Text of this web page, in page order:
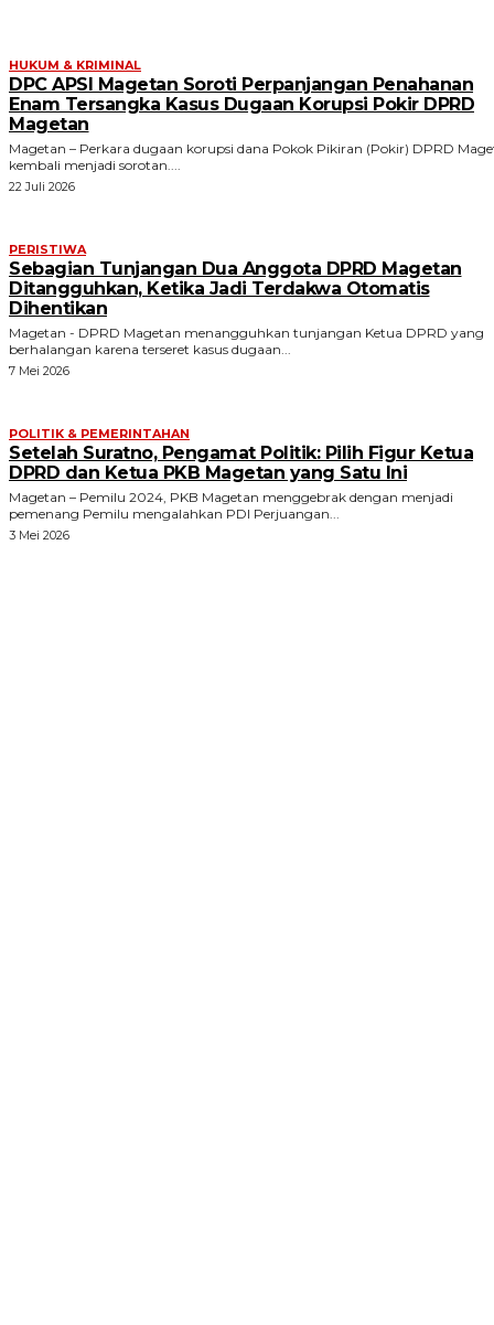
HUKUM & KRIMINAL
DPC APSI Magetan Soroti Perpanjangan Penahanan
Enam Tersangka Kasus Dugaan Korupsi Pokir DPRD
Magetan
Magetan – Perkara dugaan korupsi dana Pokok Pikiran (Pokir) DPRD
kembali menjadi sorotan....
22 Juli 2026
PERISTIWA
Sebagian Tunjangan Dua Anggota DPRD Magetan
Ditangguhkan, Ketika Jadi Terdakwa Otomatis
Dihentikan
Magetan - DPRD Magetan menangguhkan tunjangan Ketua DPRD yang
berhalangan karena terseret kasus dugaan...
7 Mei 2026
POLITIK & PEMERINTAHAN
Setelah Suratno, Pengamat Politik: Pilih Figur Ketua
DPRD dan Ketua PKB Magetan yang Satu Ini
Magetan – Pemilu 2024, PKB Magetan menggebrak dengan menjadi
pemenang Pemilu mengalahkan PDI Perjuangan...
3 Mei 2026